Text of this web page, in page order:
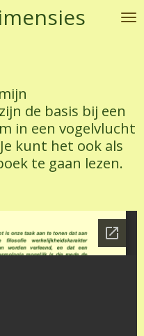
de basis bij een
in een vogelvlucht
kunt het ook als
te gaan lezen.